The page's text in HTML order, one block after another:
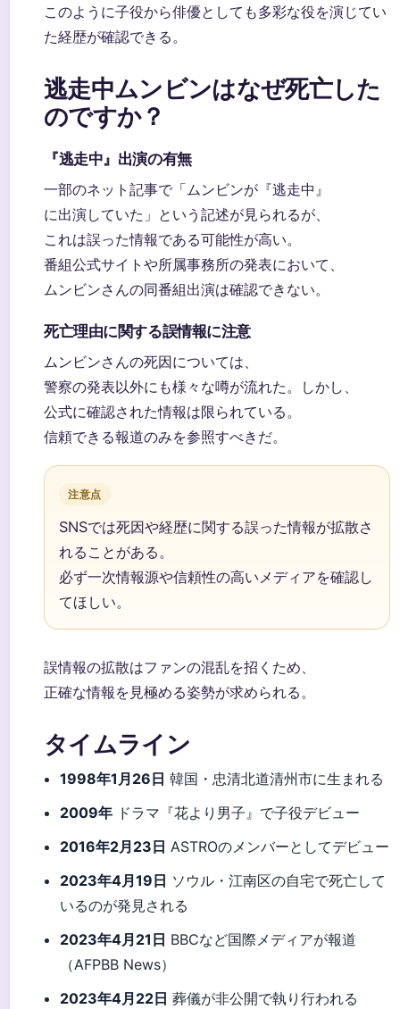
このように子役から俳優としても多彩な役を演じてい
た経歴が確認できる。
逃走中ムンビンはなぜ死亡した
のですか？
『逃走中』出演の有無
一部のネット記事で「ムンビンが『逃走中』
に出演していた」という記述が見られるが、
これは誤った情報である可能性が高い。
番組公式サイトや所属事務所の発表において、
ムンビンさんの同番組出演は確認できない。
死亡理由に関する誤情報に注意
ムンビンさんの死因については、
警察の発表以外にも様々な噂が流れた。しかし、
公式に確認された情報は限られている。
信頼できる報道のみを参照すべきだ。
注意点
SNSでは死因や経歴に関する誤った情報が拡散さ
れることがある。
必ず一次情報源や信頼性の高いメディアを確認し
てほしい。
誤情報の拡散はファンの混乱を招くため、
正確な情報を見極める姿勢が求められる。
タイムライン
1998年1月26日 韓国・忠清北道清州市に生まれる
2009年 ドラマ『花より男子』で子役デビュー
2016年2月23日 ASTROのメンバーとしてデビュー
2023年4月19日 ソウル・江南区の自宅で死亡して
いるのが発見される
2023年4月21日 BBCなど国際メディアが報道
（AFPBB News）
2023年4月22日 葬儀が非公開で執り行われる